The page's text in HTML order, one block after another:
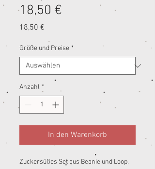
18,50 €
18,50 €
Größe und Preise *
Anzahl *
In den Warenkorb
Zuckersüßes Set aus Beanie und Loop,